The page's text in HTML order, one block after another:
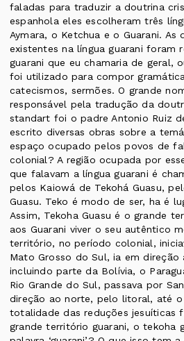
faladas para traduzir a doutrina
espanhola eles escolheram três
Aymara, o Ketchua e o Guarani. As
existentes na língua guarani foram
guarani que eu chamaria de geral,
foi utilizado para compor
catecismos, sermões. O grande
responsável pela tradução da
standart foi o padre Antonio Ruiz
escrito diversas obras sobre a
espaço ocupado pelos povos de
colonial? A região ocupada por
que falavam a língua guarani é
pelos Kaiowá de Tekohá Guasu,
Guasu. Teko é modo de ser, ha é
Assim, Tekoha Guasu é o grande
aos Guarani viver o seu autêntico
território, no período colonial,
Mato Grosso do Sul, ia em direção
incluindo parte da Bolívia, o
Rio Grande do Sul, passava por
direção ao norte, pelo litoral, até o
totalidade das reduções jesuíticas
grande território guarani, o tekoha